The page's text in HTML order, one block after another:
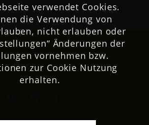
verwendet Cookies.
die Verwendung von
nicht erlauben oder
Änderungen der
vornehmen bzw.
zur Cookie Nutzung
erhalten.